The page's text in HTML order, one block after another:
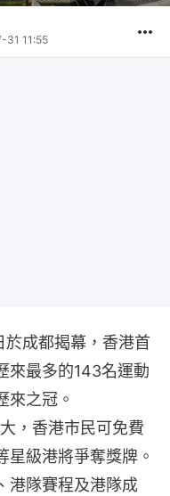
31 11:55
成都揭幕，香港首
來最多的143名運動
來之冠。
，香港市民可免費
星級港將爭奪獎牌。
港隊賽程及港隊成